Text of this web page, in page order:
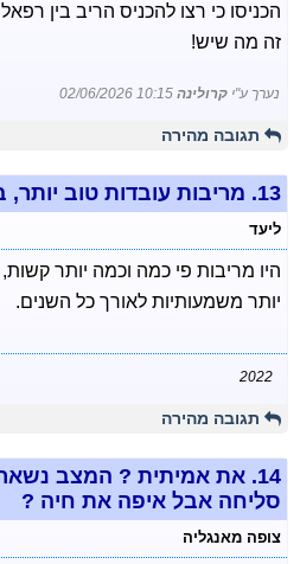
הכניסו כי רצו להכניס הריב בין
זה מה שיש!
נערך ע"י קרולינה 02/06/2026 10:15
תגובה מהירה
13. מריבות עובדות טוב
ליעד
היו מריבות פי כמה וכמה יותר
יותר משמעותיות לאורך כל השנים.
2022
תגובה מהירה
14. את אמיתית ? המצב
סליחה אבל איפה את חיה ?
צופה מאנגליה